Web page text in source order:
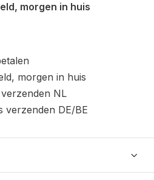
morgen in huis
morgen in huis
NL
verzenden DE/BE